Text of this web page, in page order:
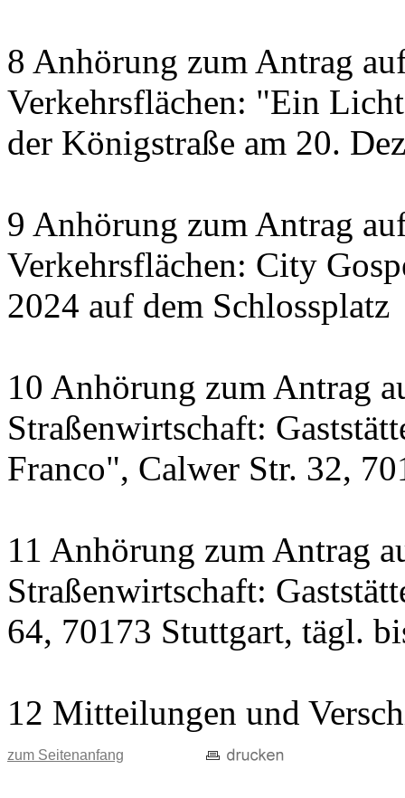
8 Anhörung zum Antrag
Verkehrsflächen: "Ein
der Königstraße am 20.
9 Anhörung zum Antrag
Verkehrsflächen: City
2024 auf dem Schlossplatz
10 Anhörung zum Antrag
Straßenwirtschaft:
Franco", Calwer Str. 32,
11 Anhörung zum Antrag
Straßenwirtschaft:
64, 70173 Stuttgart, tägl.
12 Mitteilungen und
zum Seitenanfang